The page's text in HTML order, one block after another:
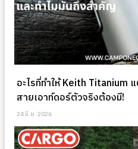
อะไรที่ทำให้ Keith Titanium
สายเอาท์ดอร์ตัวจริงต้องมี!
24 มิ.ย. 2026